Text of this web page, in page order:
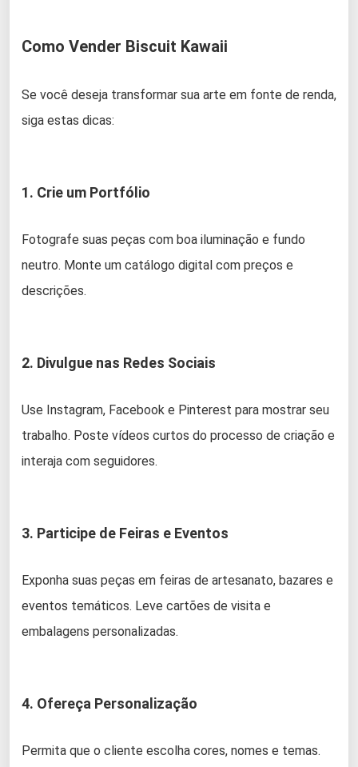
Como Vender Biscuit Kawaii
Se você deseja transformar sua arte em fonte de renda,
siga estas dicas:
1. Crie um Portfólio
Fotografe suas peças com boa iluminação e fundo
neutro. Monte um catálogo digital com preços e
descrições.
2. Divulgue nas Redes Sociais
Use Instagram, Facebook e Pinterest para mostrar seu
trabalho. Poste vídeos curtos do processo de criação e
interaja com seguidores.
3. Participe de Feiras e Eventos
Exponha suas peças em feiras de artesanato, bazares e
eventos temáticos. Leve cartões de visita e
embalagens personalizadas.
4. Ofereça Personalização
Permita que o cliente escolha cores, nomes e temas.